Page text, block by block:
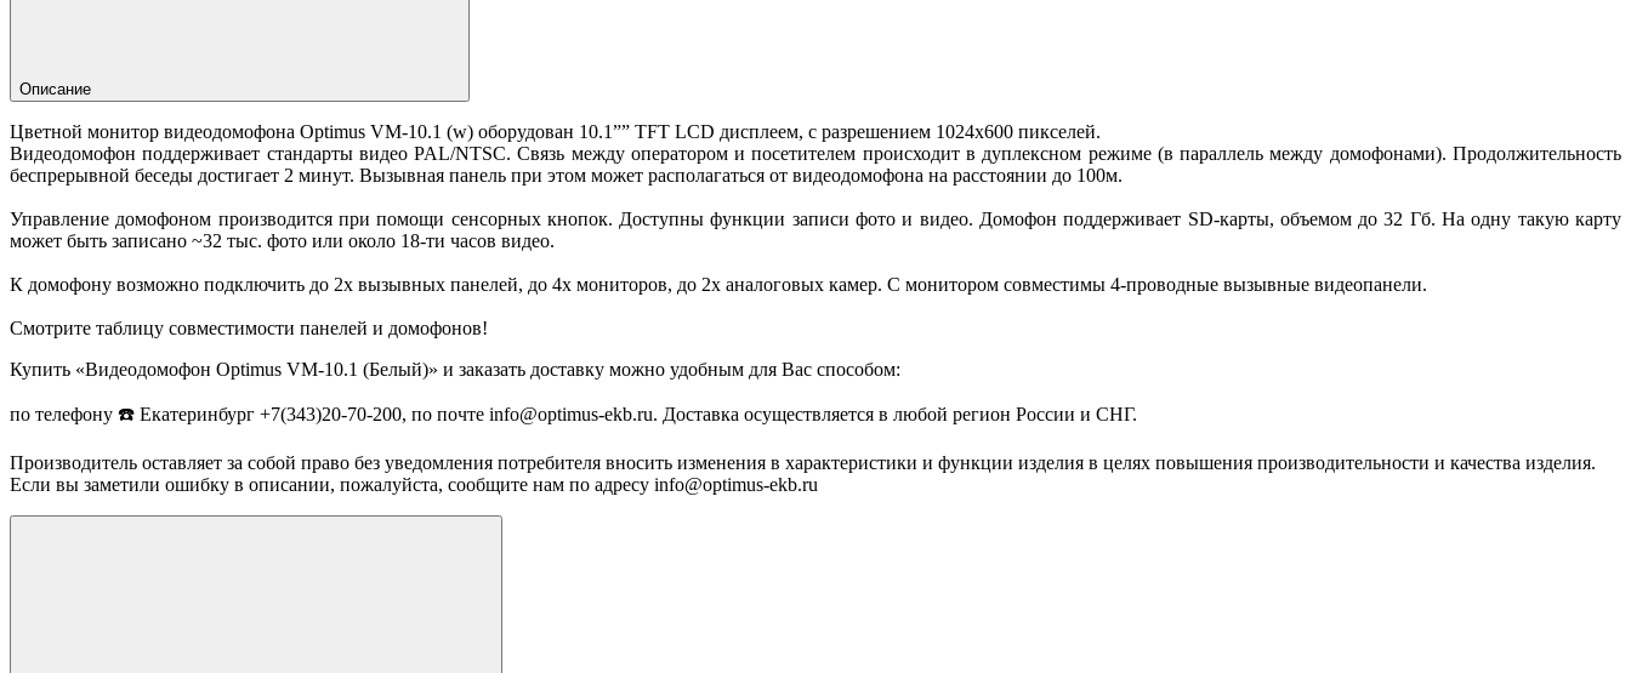
Описание
Цветной монитор видеодомофона Optimus VM-10.1 (w) оборудован 10.1”” TFT LCD дисплеем, с разрешением 1024x600 пикселей.
Видеодомофон поддерживает стандарты видео PAL/NTSC. Связь между оператором и посетителем происходит в дуплексном режиме (в параллель между домофонами). Продолжительность
беспрерывной беседы достигает 2 минут. Вызывная панель при этом может располагаться от видеодомофона на расстоянии до 100м.
Управление домофоном производится при помощи сенсорных кнопок. Доступны функции записи фото и видео. Домофон поддерживает SD-карты, объемом до 32 Гб. На одну такую карту
может быть записано ~32 тыс. фото или около 18-ти часов видео.
К домофону возможно подключить до 2х вызывных панелей, до 4х мониторов, до 2х аналоговых камер. С монитором совместимы 4-проводные вызывные видеопанели.
Смотрите таблицу совместимости панелей и домофонов!
Купить «Видеодомофон Optimus VM-10.1 (Белый)» и заказать доставку можно удобным для Вас способом:
по телефону ☎️ Екатеринбург +7(343)20-70-200, по почте info@optimus-ekb.ru. Доставка осуществляется в любой регион России и СНГ.
Производитель оставляет за собой право без уведомления потребителя вносить изменения в характеристики и функции изделия в целях повышения производительности и качества изделия.
Если вы заметили ошибку в описании, пожалуйста, сообщите нам по адресу info@optimus-ekb.ru